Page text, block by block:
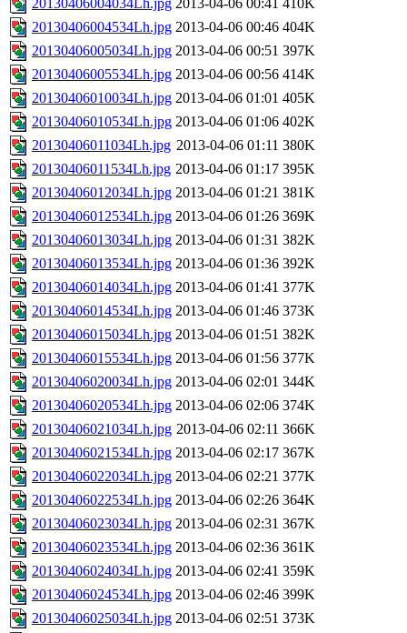
20130406004034Lh.jpg 2013-04-06 00:41 410K
20130406004534Lh.jpg 2013-04-06 00:46 404K
20130406005034Lh.jpg 2013-04-06 00:51 397K
20130406005534Lh.jpg 2013-04-06 00:56 414K
20130406010034Lh.jpg 2013-04-06 01:01 405K
20130406010534Lh.jpg 2013-04-06 01:06 402K
20130406011034Lh.jpg 2013-04-06 01:11 380K
20130406011534Lh.jpg 2013-04-06 01:17 395K
20130406012034Lh.jpg 2013-04-06 01:21 381K
20130406012534Lh.jpg 2013-04-06 01:26 369K
20130406013034Lh.jpg 2013-04-06 01:31 382K
20130406013534Lh.jpg 2013-04-06 01:36 392K
20130406014034Lh.jpg 2013-04-06 01:41 377K
20130406014534Lh.jpg 2013-04-06 01:46 373K
20130406015034Lh.jpg 2013-04-06 01:51 382K
20130406015534Lh.jpg 2013-04-06 01:56 377K
20130406020034Lh.jpg 2013-04-06 02:01 344K
20130406020534Lh.jpg 2013-04-06 02:06 374K
20130406021034Lh.jpg 2013-04-06 02:11 366K
20130406021534Lh.jpg 2013-04-06 02:17 367K
20130406022034Lh.jpg 2013-04-06 02:21 377K
20130406022534Lh.jpg 2013-04-06 02:26 364K
20130406023034Lh.jpg 2013-04-06 02:31 367K
20130406023534Lh.jpg 2013-04-06 02:36 361K
20130406024034Lh.jpg 2013-04-06 02:41 359K
20130406024534Lh.jpg 2013-04-06 02:46 399K
20130406025034Lh.jpg 2013-04-06 02:51 373K